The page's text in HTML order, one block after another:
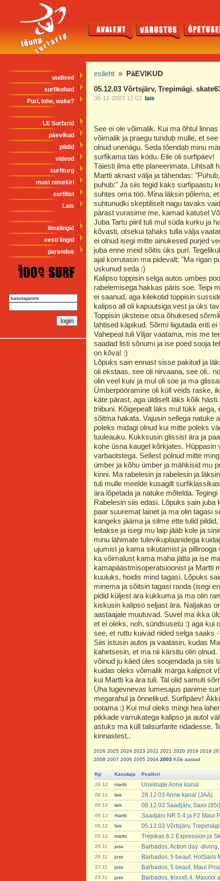
uudised
surfikohad
Puri, lohe, wake?
LE Surfarid
päevikud
pildid
videod
surfiturg
must nimekiri
surfilist
Lais
ilmalingid
eesti lingid
parandus
esileht »
PäEVIKUD
05.12.03 Võrtsjärv, Trepimägi.
06-12-2003 12:02 lais
See ei ole võimalik. Kui ma õhtul
võimalik ja praegu tundub mulle, et
olnud unenägu. Seda tõendab minu
surfikama täis kodu. Eile oli surfipäev!
Täiesti ilma ette planeerimata. Lihtsalt
Martti aknast välja ja tähendas:
puhub:" Ja siis tegid kaks surfipaastu
suhtes oma töö. Mina läksin põlema,
suhtunudki skeptiliselt nagu tavaks
pärast vurasime me, kamad katusel
Juba Tartu piiril tuli mul süda kurku ja
kõvasti, otsekui tahaks tulla välja
ei olnud isegi mitte ainukesed purjed
juba enne meid sõitis üks puri.
ajal korrutasin ma pidevalt: "Ma rigan
uskunud seda :)
Kalipso toppisin selga autos umbes
rabelemisega hakkas päris soe. Teipi
ei saanud, aga kilekotid toppisin
kalipso all oli kapuutsiga vest ja üks
Toppisin üksteise otsa õhukesed
lahtised käpikud. Sõrmi liigutada eriti
Vahepeal tuli Viljar vaatama, mis me
saadad listi sõnumi ja ise poed sooja
on kõva! :)
Lõpuks sain ennast sisse pakitud ja
oli ekstaas, see oli nirvaana, see oli..
olin veel kuiv ja mul oli soe ja ma
Ümberpööramine oli küll veids raske,
käte pärast, aga üldiselt läks kõik
triibuni. Kõigepealt läks mul tükk aega,
sõitma hakata. Vajusin sellega natuke
poleks midagi olnud kui mitte poleks
tuuleauku. Kukksusin glissist ära ja
kohe üsna kaugel kõrkjates. Hüppasin
varbaotstega. Sellest polnud mitte
ümber ja kõhu ümber ja mähkisid mu
kinni. Ma rabelesin ja rabelesin ja
tuli mulle meelde kusagilt
ära lõpetada ja natuke mõtelda.
Rabelesin siis edasi. Lõpuks sain juba
paar suuremat lainet ja ma olin tagasi
kangeks jääma ja silme ette tulid
leitakse ja isegi mu laip jääb kole ja
minu lähimate tulevikuplaanidega
ujumist ja kama sikutamist ja
ka võimalust kama maha jätta ja ise
kamapäästmisoperatsioonist ja Martti
kuuluks, hoidis mind tagasi. Lõpuks
minema ja sõitsin tagasi randa (isegi
pidid küljest ära kukkuma ja ma olin
kiskusin kalipso seljast ära. Naljakas
aastaajale muutuvad. Suvel ma ikka
et ei oleks, noh, sündsusetu :) aga kui
see, et ruttu kuivad riided selga saaks
Siis istusin autos ja vaatasin, kudas
kahetsesin, et ma nii kärsitu olin
võinud ju käed üles soojendada ja siis
kuidas oleks võimalik märga kalipsot
kui Martti ka ära tuli. Tal olid samuti
Üha tugevnevas lumesajus panime
megarahul ja õnnelikud. Surfipäev!
ootama :) Kui mul oleks mingi hea
pikkade varrukatega kalipso ja autol
astuks ma küll talisurfarite ridadesse.
kinnastest..
2026 2025 2024 2023 2022 2021 2020 2019 2018
2008 2007 2006 2005 2004 2003 Kõik aastad
Kp Kasutaja
Pealkiri
28.12
martti Unelmate Anne kanal
28.12 lais 28.12.03 Anne kanal (JÄÄ)
09.12 lais 08.12.03 Saadjärv, Saxo
08.12 martti Saadjärv NR 5.4 ja F2 Maui
06.12 lais 05.12.03 Võrtsjärv,
05.12 martti Trepikas 6.2 Expression ja
29.11 juss Barbados, Action day -
29.11 juss Barbados, 5 beauf, HotSails
27.11 juss Barbados, 5 beauf, Maui
23.11 juss Barbados, trixxx6,4, Maxxxx